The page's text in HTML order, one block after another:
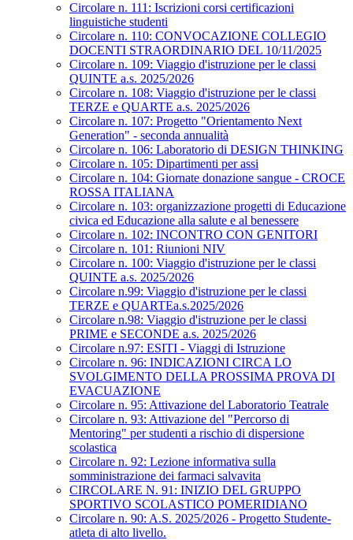
Circolare n. 111: Iscrizioni corsi certificazioni
linguistiche studenti
Circolare n. 110: CONVOCAZIONE COLLEGIO
DOCENTI STRAORDINARIO DEL 10/11/2025
Circolare n. 109: Viaggio d'istruzione per le classi
QUINTE a.s. 2025/2026
Circolare n. 108: Viaggio d'istruzione per le classi
TERZE e QUARTE a.s. 2025/2026
Circolare n. 107: Progetto "Orientamento Next
Generation" - seconda annualità
Circolare n. 106: Laboratorio di DESIGN THINKING
Circolare n. 105: Dipartimenti per assi
Circolare n. 104: Giornate donazione sangue - CROCE
ROSSA ITALIANA
Circolare n. 103: organizzazione progetti di Educazione
civica ed Educazione alla salute e al benessere
Circolare n. 102: INCONTRO CON GENITORI
Circolare n. 101: Riunioni NIV
Circolare n. 100: Viaggio d'istruzione per le classi
QUINTE a.s. 2025/2026
Circolare n.99: Viaggio d'istruzione per le classi
TERZE e QUARTEa.s.2025/2026
Circolare n.98: Viaggio d'istruzione per le classi
PRIME e SECONDE a.s. 2025/2026
Circolare n.97: ESITI - Viaggi di Istruzione
Circolare n. 96: INDICAZIONI CIRCA LO
SVOLGIMENTO DELLA PROSSIMA PROVA DI
EVACUAZIONE
Circolare n. 95: Attivazione del Laboratorio Teatrale
Circolare n. 93: Attivazione del "Percorso di
Mentoring" per studenti a rischio di dispersione
scolastica
Circolare n. 92: Lezione informativa sulla
somministrazione dei farmaci salvavita
CIRCOLARE N. 91: INIZIO DEL GRUPPO
SPORTIVO SCOLASTICO POMERIDIANO
Circolare n. 90: A.S. 2025/2026 - Progetto Studente-
atleta di alto livello.